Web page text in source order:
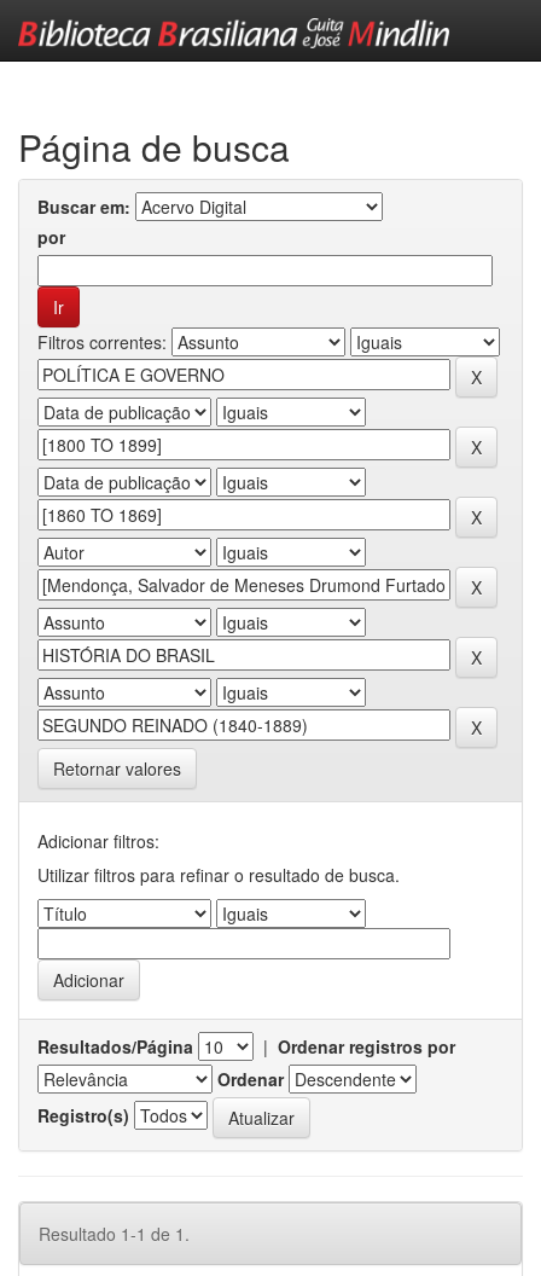
Página de busca
Buscar em:
por
Filtros correntes:
Retornar valores
Adicionar filtros:
Utilizar filtros para refinar o resultado de busca.
Resultados/Página | Ordenar registros por
Ordenar
Registro(s)
Resultado 1-1 de 1.